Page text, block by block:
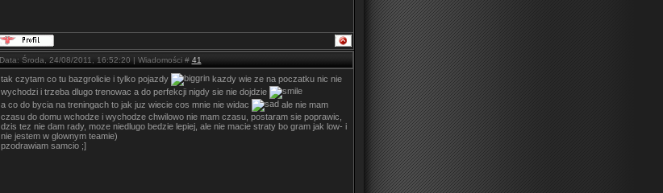
Data: Środa, 24/08/2011, 16:52:20 | Wiadomości # 41
tak czytam co tu bazgrolicie i tylko pojazdy
kazdy wie ze na poczatku nic nie
wychodzi i trzeba dlugo trenowac a do perfekcji nigdy sie nie dojdzie
a co do bycia na treningach to jak juz wiecie cos mnie nie widac
ale nie mam
czasu do domu wchodze i wychodze chwilowo nie mam czasu, postaram sie poprawic,
dzis tez nie dam rady, moze niedlugo bedzie lepiej, ale nie macie straty bo gram jak low- i
nie jestem w glownym teamie)
pzodrawiam samcio ;]